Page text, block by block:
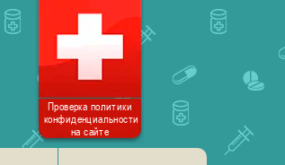
Проверка политики
конфиденциальности
на сайте